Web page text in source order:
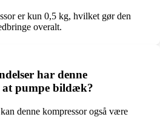
er kun 0,5 kg, hvilket gør den
overalt.
har denne
at pumpe bildæk?
denne kompressor også være